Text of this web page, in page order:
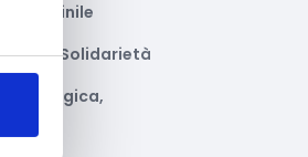
femminile
e Solidarietà